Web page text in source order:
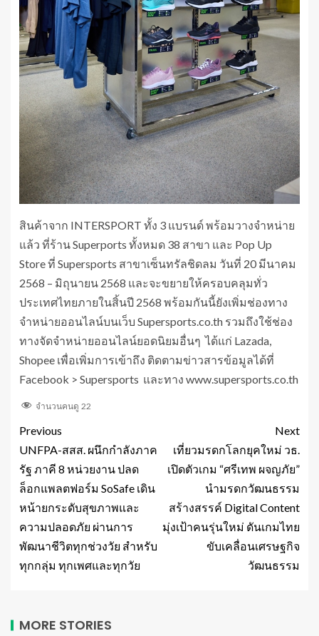
สินค้าจาก INTERSPORT ทั้ง 3 แบรนด์ พร้อมวางจำหน่าย
แล้ว ที่ร้าน Superports ทั้งหมด 38 สาขา และ Pop Up
Store ที่ Supersports สาขาเซ็นทรัลชิดลม วันที่ 20 มีนาคม
2568 – มิถุนายน 2568 และจะขยายให้ครอบคลุมทั่ว
ประเทศไทยภายในสิ้นปี 2568 พร้อมกันนี้ยังเพิ่มช่องทาง
จำหน่ายออนไลน์บนเว็บ Supersports.co.th รวมถึงใช้ช่อง
ทางจัดจำหน่ายออนไลน์ยอดนิยมอื่นๆ ได้แก่ Lazada,
Shopee เพื่อเพิ่มการเข้าถึง ติดตามข่าวสารข้อมูลได้ที่
Facebook > Supersports และทาง www.supersports.co.th
จำนวนคนดู 22
Previous
UNFPA-สสส. ผนึกกำลังภาค
รัฐ ภาคี 8 หน่วยงาน ปลด
ล็อกแพลตฟอร์ม SoSafe เดิน
หน้ายกระดับสุขภาพและ
ความปลอดภัย ผ่านการ
พัฒนาชีวิตทุกช่วงวัย สำหรับ
ทุกกลุ่ม ทุกเพศและทุกวัย
Next
เที่ยวมรดกโลกยุคใหม่ วธ.
เปิดตัวเกม “ศรีเทพ ผจญภัย”
นำมรดกวัฒนธรรม
สร้างสรรค์ Digital Content
มุ่งเป้าคนรุ่นใหม่ ดันเกมไทย
ขับเคลื่อนเศรษฐกิจ
วัฒนธรรม
MORE STORIES